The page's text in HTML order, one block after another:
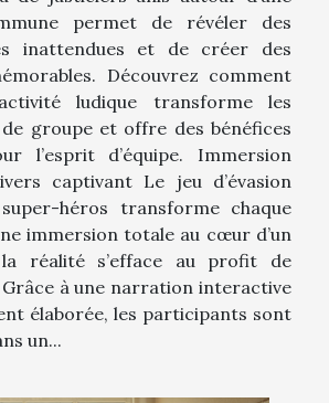
permet de révéler des
inattendues et de créer des
Découvrez comment
ludique transforme les
de groupe et offre des bénéfices
l’esprit d’équipe. Immersion
captivant Le jeu d’évasion
héros transforme chaque
immersion totale au cœur d’un
réalité s’efface au profit de
Grâce à une narration interactive
élaborée, les participants sont
un...